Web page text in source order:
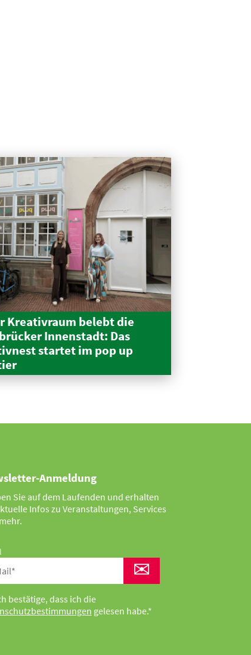
Kreativraum belebt die
Innen­stadt: Das
startet im pop up
Anmeldung
Sie auf dem Laufenden und erhalten
Infos zu Veranstaltungen, Services
✉
bestätige, dass ich die
gelesen habe.*